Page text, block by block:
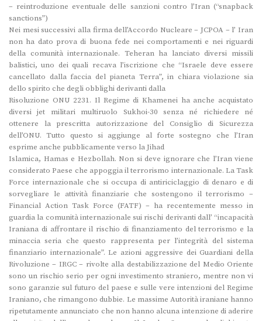
– reintroduzione eventuale delle sanzioni contro l’Iran (“snapback
sanctions”)
Nei mesi successivi alla firma dell’Accordo Nucleare – JCPOA – l’ Iran
non ha dato prova di buona fede nei comportamenti e nei riguardi
della comunità internazionale. Teheran ha lanciato diversi missili
balistici, uno dei quali recava l’iscrizione che “Israele deve essere
cancellato dalla faccia del pianeta Terra”, in chiara violazione sia
dello spirito che degli obblighi derivanti dalla
Risoluzione ONU 2231. Il Regime di Khamenei ha anche acquistato
diversi jet militari multiruolo Sukhoi-30 senza né richiedere né
ottenere la prescritta autorizzazione del Consiglio di Sicurezza
dell’ONU. Tutto questo si aggiunge al forte sostegno che l’Iran
esprime anche pubblicamente verso la Jihad
Islamica, Hamas e Hezbollah. Non si deve ignorare che l’Iran viene
considerato Paese che appoggia il terrorismo internazionale. La Task
Force internazionale che si occupa di antiriciclaggio di denaro e di
sorvegliare le attività finanziarie che sostengono il terrorismo –
Financial Action Task Force (FATF) – ha recentemente messo in
guardia la comunità internazionale sui rischi derivanti dall’ “incapacità
Iraniana di affrontare il rischio di finanziamento del terrorismo e la
minaccia seria che questo rappresenta per l’integrità del sistema
finanziario internazionale”. Le azioni aggressive dei Guardiani della
Rivoluzione – IRGC – rivolte alla destabilizzazione del Medio Oriente
sono un rischio serio per ogni investimento straniero, mentre non vi
sono garanzie sul futuro del paese e sulle vere intenzioni del Regime
Iraniano, che rimangono dubbie. Le massime Autorità iraniane hanno
ripetutamente annunciato che non hanno alcuna intenzione di aderire